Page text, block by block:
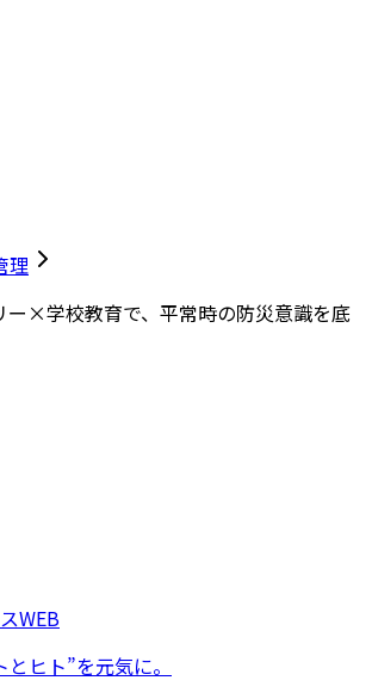
理
ー×学校教育で、平常時の防災意識を底
ヒト”を元気に。